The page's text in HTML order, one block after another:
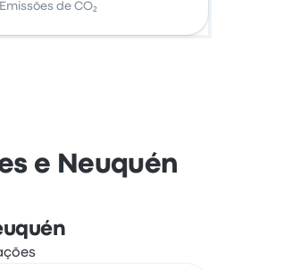
Emissões de CO₂
e Neuquén